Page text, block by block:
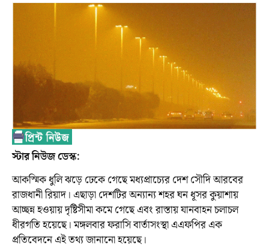
স্টার নিউজ ডেস্ক:
আকস্মিক ধুলি ঝড়ে ঢেকে গেছে মধ্যপ্রাচ্যের দেশ সৌদি আরবের
রাজধানী রিয়াদ। এছাড়া দেশটির অন্যান্য শহর ঘন ধূসর কুয়াশায়
আচ্ছন্ন হওয়ায় দৃষ্টিসীমা কমে গেছে এবং রাস্তায় যানবাহন চলাচল
ধীরগতি হয়েছে। মঙ্গলবার ফরাসি বার্তাসংস্থা এএফপির এক
প্রতিবেদনে এই তথ্য জানানো হয়েছে।